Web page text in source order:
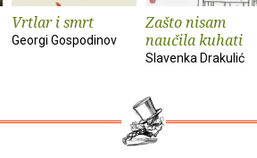
Vrtlar i smrt
Georgi Gospodinov
Zašto nisam
naučila kuhati
Slavenka Drakulić